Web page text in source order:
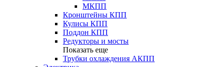
МКПП
Кронштейны КПП
Кулисы КПП
Поддон КПП
Редукторы и мосты
Показать еще
Трубки охлаждения АКПП